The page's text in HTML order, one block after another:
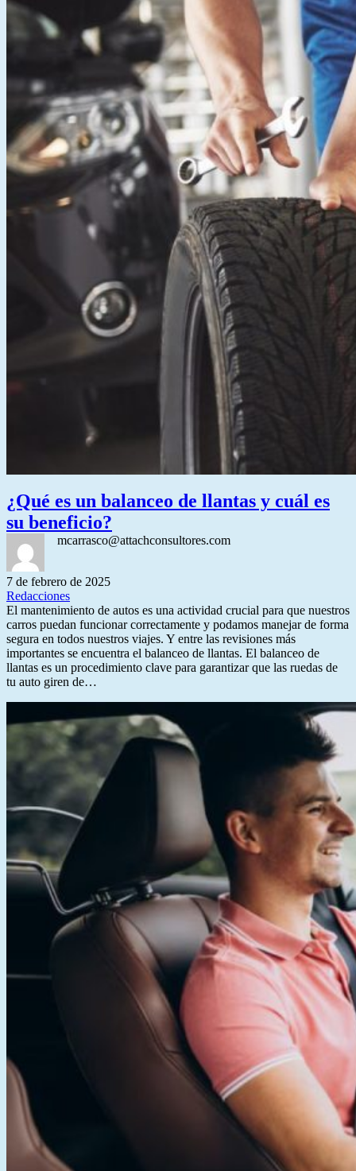
¿Qué es un balanceo de llantas y cuál es
su beneficio?
mcarrasco@attachconsultores.com
7 de febrero de 2025
Redacciones
El mantenimiento de autos es una actividad crucial para que nuestros
carros puedan funcionar correctamente y podamos manejar de forma
segura en todos nuestros viajes. Y entre las revisiones más
importantes se encuentra el balanceo de llantas. El balanceo de
llantas es un procedimiento clave para garantizar que las ruedas de
tu auto giren de…